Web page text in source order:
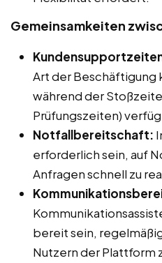
Gemeinsamkeiten
Art der Beschäftigung
während der
Prüfungszeiten)
Notfallbereitschaft:
erforderlich sein, auf
Anfragen schnell zu
bereit sein,
Nutzern der Plattform